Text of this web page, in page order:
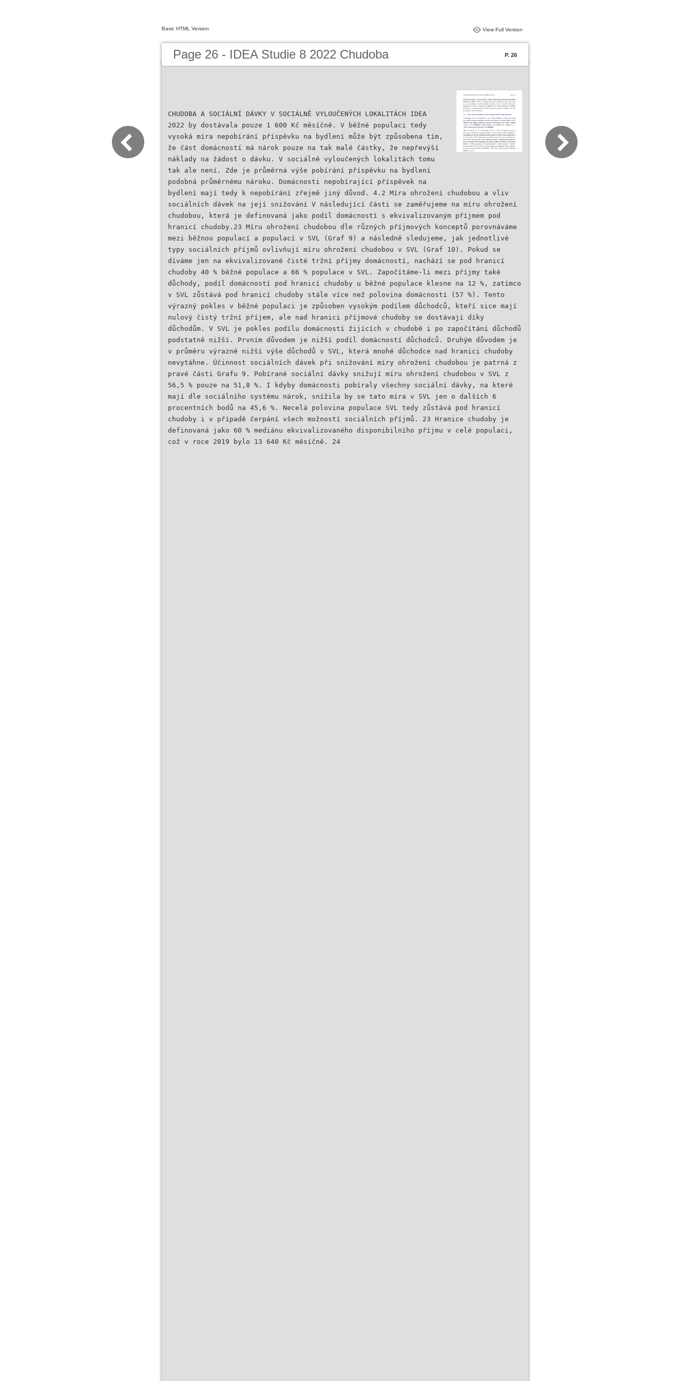
Basic HTML Version View Full Version
Page 26 - IDEA Studie 8 2022 Chudoba P. 26
CHUDOBA A SOCIÁLNÍ DÁVKY V SOCIÁLNĚ VYLOUČENÝCH LOKALITÁCH IDEA
2022 by dostávala pouze 1 600 Kč měsíčně. V běžné populaci tedy
vysoká míra nepobírání příspěvku na bydlení může být způsobena tím,
že část domácností má nárok pouze na tak malé částky, že nepřevýší
náklady na žádost o dávku. V sociálně vyloučených lokalitách tomu
tak ale není. Zde je průměrná výše pobírání příspěvku na bydlení
podobná průměrnému nároku. Domácnosti nepobírající příspěvek na
bydlení mají tedy k nepobírání zřejmě jiný důvod. 4.2 Míra ohrožení chudobou a vliv
sociálních dávek na její snižování V následující části se zaměřujeme na míru ohrožení
chudobou, která je definovaná jako podíl domácností s ekvivalizovaným příjmem pod
hranicí chudoby.23 Míru ohrožení chudobou dle různých příjmových konceptů porovnáváme
mezi běžnou populací a populací v SVL (Graf 9) a následně sledujeme, jak jednotlivé
typy sociálních příjmů ovlivňují míru ohrožení chudobou v SVL (Graf 10). Pokud se
díváme jen na ekvivalizované čisté tržní příjmy domácností, nachází se pod hranicí
chudoby 40 % běžné populace a 66 % populace v SVL. Započítáme-li mezi příjmy také
důchody, podíl domácností pod hranicí chudoby u běžné populace klesne na 12 %, zatímco
v SVL zůstává pod hranicí chudoby stále více než polovina domácností (57 %). Tento
výrazný pokles v běžné populaci je způsoben vysokým podílem důchodců, kteří sice mají
nulový čistý tržní příjem, ale nad hranici příjmové chudoby se dostávají díky
důchodům. V SVL je pokles podílu domácností žijících v chudobě i po započítání důchodů
podstatně nižší. Prvním důvodem je nižší podíl domácností důchodců. Druhým důvodem je
v průměru výrazně nižší výše důchodů v SVL, která mnohé důchodce nad hranici chudoby
nevytáhne. Účinnost sociálních dávek při snižování míry ohrožení chudobou je patrná z
pravé části Grafu 9. Pobírané sociální dávky snižují míru ohrožení chudobou v SVL z
56,5 % pouze na 51,8 %. I kdyby domácnosti pobíraly všechny sociální dávky, na které
mají dle sociálního systému nárok, snížila by se tato míra v SVL jen o dalších 6
procentních bodů na 45,6 %. Necelá polovina populace SVL tedy zůstává pod hranicí
chudoby i v případě čerpání všech možností sociálních příjmů. 23 Hranice chudoby je
definovaná jako 60 % mediánu ekvivalizovaného disponibilního příjmu v celé populaci,
což v roce 2019 bylo 13 640 Kč měsíčně. 24